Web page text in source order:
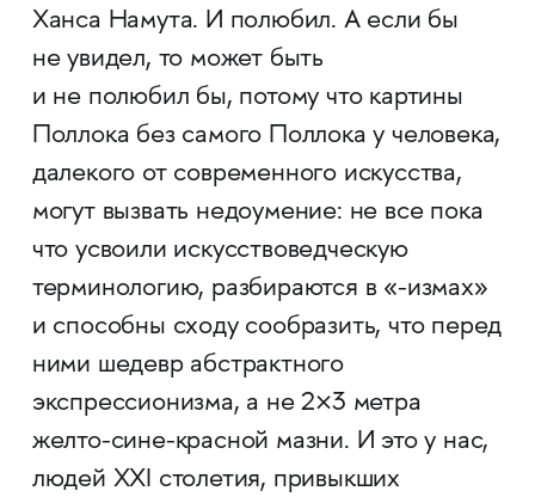
Ханса Намута. И полюбил. А если бы
не увидел, то может быть
и не полюбил бы, потому что картины
Поллока без самого Поллока у человека,
далекого от современного искусства,
могут вызвать недоумение: не все пока
что усвоили искусствоведческую
терминологию, разбираются в «-измах»
и способны сходу сообразить, что перед
ними шедевр абстрактного
экспрессионизма, а не 2×3 метра
желто-сине-красной мазни. И это у нас,
людей XXI столетия, привыкших